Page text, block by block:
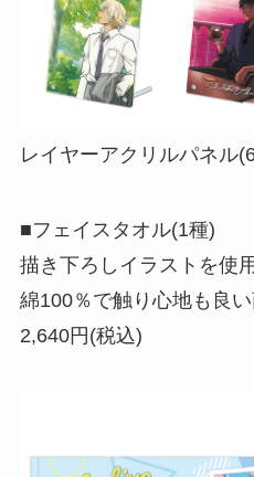
レイヤーアクリルパネル
■フェイスタオル(1種)
描き下ろしイラストを使
綿100％で触り心地も良い
2,640円(税込)